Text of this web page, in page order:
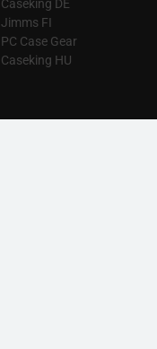
Caseking DE
Jimms FI
PC Case Gear
Caseking HU